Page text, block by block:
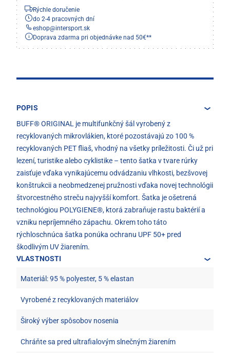
Rýchle doručenie
do 2-4 pracovných dní
eshop@intersport.sk
Doprava zdarma pri objednávke nad 50€**
POPIS
BUFF® ORIGINAL je multifunkčný šál vyrobený z
recyklovaných mikrovlákien, ktoré pozostávajú zo 100 %
recyklovaných PET fliaš, vhodný na všetky príležitosti. Či už pri
lezení, turistike alebo cyklistike – tento šatka v tvare rúrky
zaisťuje vďaka vynikajúcemu odvádzaniu vlhkosti, bezšvovej
konštrukcii a neobmedzenej pružnosti vďaka novej technológii
štvorcestného streču najvyšší komfort. Šatka je ošetrená
technológiou POLYGIENE®, ktorá zabraňuje rastu baktérií a
vzniku nepríjemného zápachu. Okrem toho táto
rýchloschnúca šatka ponúka ochranu UPF 50+ pred
škodlivým UV žiarením.
VLASTNOSTI
Materiál: 95 % polyester, 5 % elastan
Vyrobené z recyklovaných materiálov
Široký výber spôsobov nosenia
Chráňte sa pred ultrafialovým slnečným žiarením